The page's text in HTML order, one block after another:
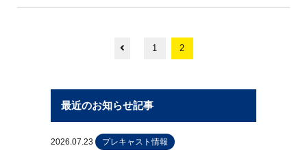
1 2
最近のお知らせ記事
2026.07.23 プレキャスト情報